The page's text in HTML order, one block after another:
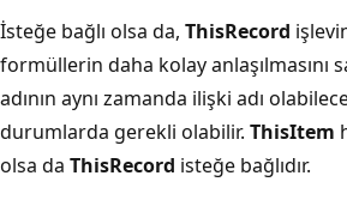
İsteğe bağlı olsa da, ThisRecord
formüllerin daha kolay anlaşılmasını
adının aynı zamanda ilişki adı
durumlarda gerekli olabilir. ThisItem
olsa da ThisRecord isteğe bağlıdır.